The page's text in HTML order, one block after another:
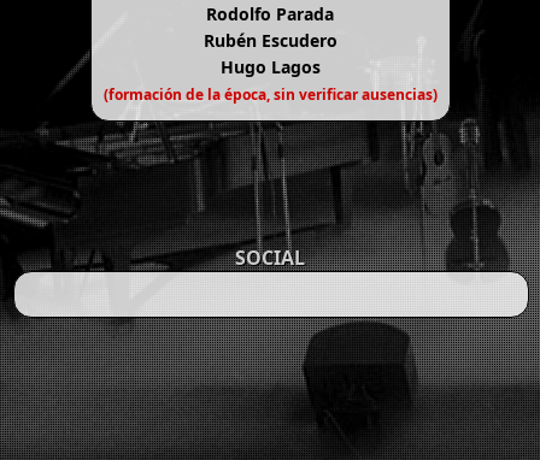
Rodolfo Parada
Rubén Escudero
Hugo Lagos
(formación de la época, sin verificar ausencias)
SOCIAL